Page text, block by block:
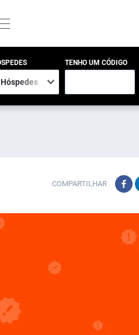
TENHO UM CÓDIGO
COMPARTILHAR